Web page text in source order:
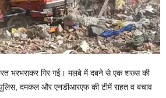
भरभराकर गिर गई। मलबे में दबने से एक शख्स की
पुलिस, दमकल और एनडीआरएफ की टीमें राहत व बचाव